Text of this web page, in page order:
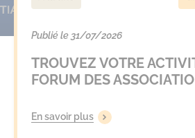
Publié le 31/07/2026
TROUVEZ VOTRE
FORUM DES
En savoir plus